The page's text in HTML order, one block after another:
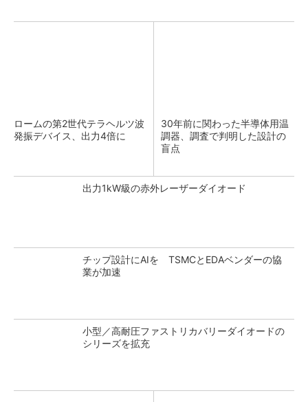
ロームの第2世代テラヘルツ波
発振デバイス、出力4倍に
30年前に関わった半導体用温
調器、調査で判明した設計の
盲点
出力1kW級の赤外レーザーダイオード
チップ設計にAIを TSMCとEDAベンダーの協
業が加速
小型／高耐圧ファストリカバリーダイオードの
シリーズを拡充